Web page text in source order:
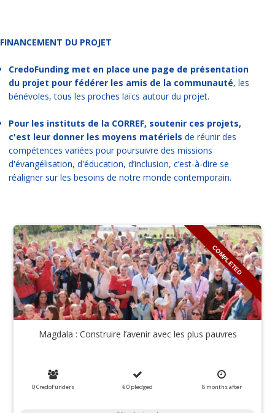
FINANCEMENT DU PROJET
CredoFunding met en place une page de présentation
du projet pour fédérer les amis de la communauté, les
bénévoles, tous les proches laïcs autour du projet.
Pour les instituts de la CORREF, soutenir ces projets,
c'est leur donner les moyens matériels de réunir des
compétences variées pour poursuivre des missions
d'évangélisation, d'éducation, d’inclusion, c’est-à-dire se
réaligner sur les besoins de notre monde contemporain.
COMPLETED
Magdala : Construire l’avenir avec les plus pauvres
0 CredoFunders € 0 pledged 8monthsafter